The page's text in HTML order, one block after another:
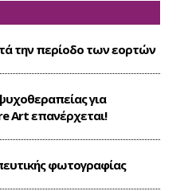
την περίοδο των εορτών
για
Art επανέρχεται!
φωτογραφίας